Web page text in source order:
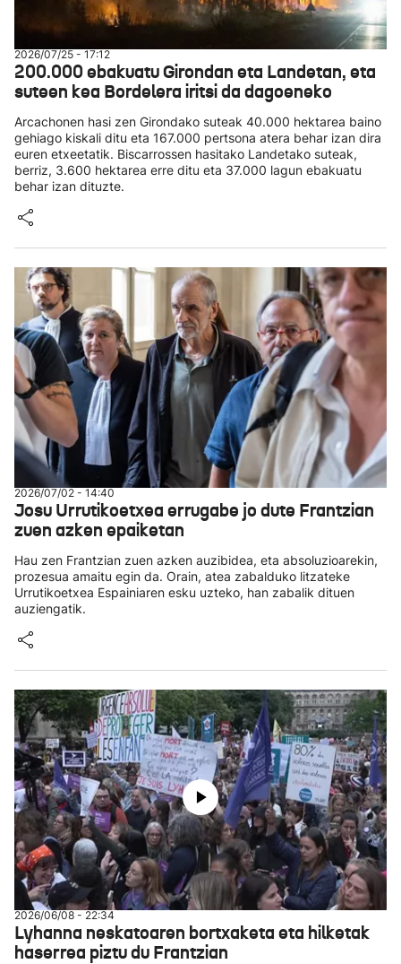
2026/07/25 - 17:12
200.000 ebakuatu Girondan eta Landetan, eta
suteen kea Bordelera iritsi da dagoeneko
Arcachonen hasi zen Girondako suteak 40.000 hektarea baino
gehiago kiskali ditu eta 167.000 pertsona atera behar izan dira
euren etxeetatik. Biscarrossen hasitako Landetako suteak,
berriz, 3.600 hektarea erre ditu eta 37.000 lagun ebakuatu
behar izan dituzte.
2026/07/02 - 14:40
Josu Urrutikoetxea errugabe jo dute Frantzian
zuen azken epaiketan
Hau zen Frantzian zuen azken auzibidea, eta absoluzioarekin,
prozesua amaitu egin da. Orain, atea zabalduko litzateke
Urrutikoetxea Espainiaren esku uzteko, han zabalik dituen
auziengatik.
2026/06/08 - 22:34
Lyhanna neskatoaren bortxaketa eta hilketak
haserrea piztu du Frantzian